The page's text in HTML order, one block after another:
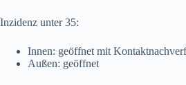
Inzidenz unter 35:
Innen: geöffnet mit
Außen: geöffnet